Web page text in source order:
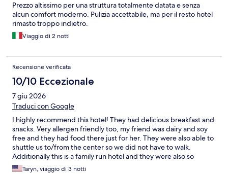
Prezzo altissimo per una struttura totalmente datata e senza
alcun comfort moderno. Pulizia accettabile, ma per il resto hotel
rimasto troppo indietro.
Viaggio di 2 notti
Recensione verificata
10/10 Eccezionale
7 giu 2026
Traduci con Google
I highly recommend this hotel! They had delicious breakfast and
snacks. Very allergen friendly too, my friend was dairy and soy
free and they had food there just for her. They were also able to
shuttle us to/from the center so we did not have to walk.
Additionally this is a family run hotel and they were also so
informative and kind!
Taryn, viaggio di 3 notti